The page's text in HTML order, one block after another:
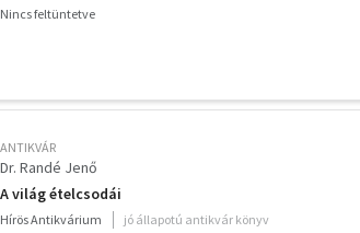
Nincs feltüntetve
ANTIKVÁR
Dr. Randé Jenő
A világ ételcsodái
Hírös Antikvárium jó állapotú antikvár könyv